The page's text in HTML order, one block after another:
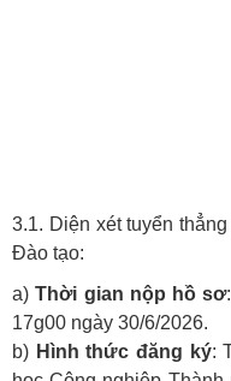
3.1. Diện xét tuyển
Đào tạo:
a)Thời gian nộp hồ sơ:
17g00 ngày 30/6/2026.
b) Hình thức đăng ký: